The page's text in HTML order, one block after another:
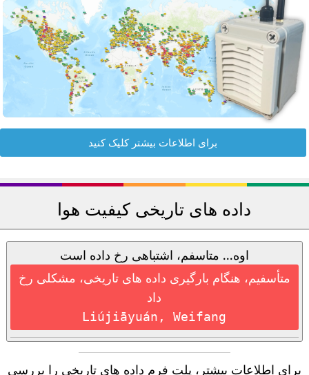
برای اطلاعات بیشتر کلیک کنید
داده های تاریخی کیفیت هوا
اوه... متاسفم، اشتباهی رخ داده است
متأسفیم، هنگام بارگیری داده های تاریخی، مشکلی رخ
داد
Liújiāyuán, Weifang
برای اطلاعات بیشتر، پلت فرم داده های تاریخی را بررسی